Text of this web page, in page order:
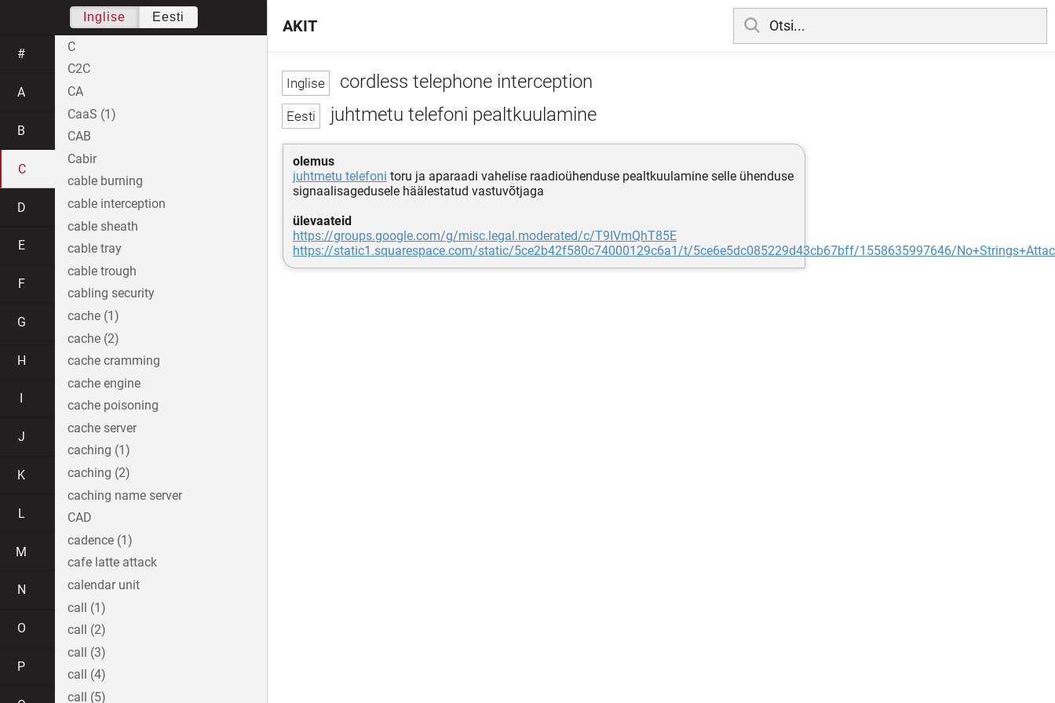
cordless telephone interception
juhtmetu telefoni pealtkuulamine
olemus
juhtmetu telefoni toru ja aparaadi vahelise raadioühenduse pealtkuulamine selle ühenduse
signaalisagedusele häälestatud vastuvõtjaga
ülevaateid
https://groups.google.com/g/misc.legal.moderated/c/T9IVmQhT85E
https://static1.squarespace.com/static/5ce2b42f580c74000129c6a1/t/5ce6e5dc085229d43cb67bff/1558635997646/
AKIT
Inglise Eesti
#
A
B
C
D
E
F
G
H
J
K
L
M
N
O
P
C
C2C
CA
CaaS (1)
CAB
Cabir
cable burning
cable interception
cable sheath
cable tray
cable trough
cabling security
cache (1)
cache (2)
cache cramming
cache engine
cache poisoning
cache server
caching (1)
caching (2)
caching name server
CAD
cadence (1)
cafe latte attack
calendar unit
call (1)
call (2)
call (3)
call (4)
call (5)